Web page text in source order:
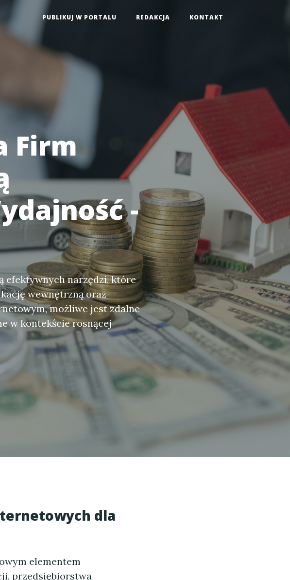
PUBLIKUJ W PORTALU REDAKCJA KONTAKT
Firm
-
efektywnych narzędzi, które
wewnętrzną oraz
możliwe jest zdalne
w kontekście rosnącej
dla
elementem
przedsiębiorstwa